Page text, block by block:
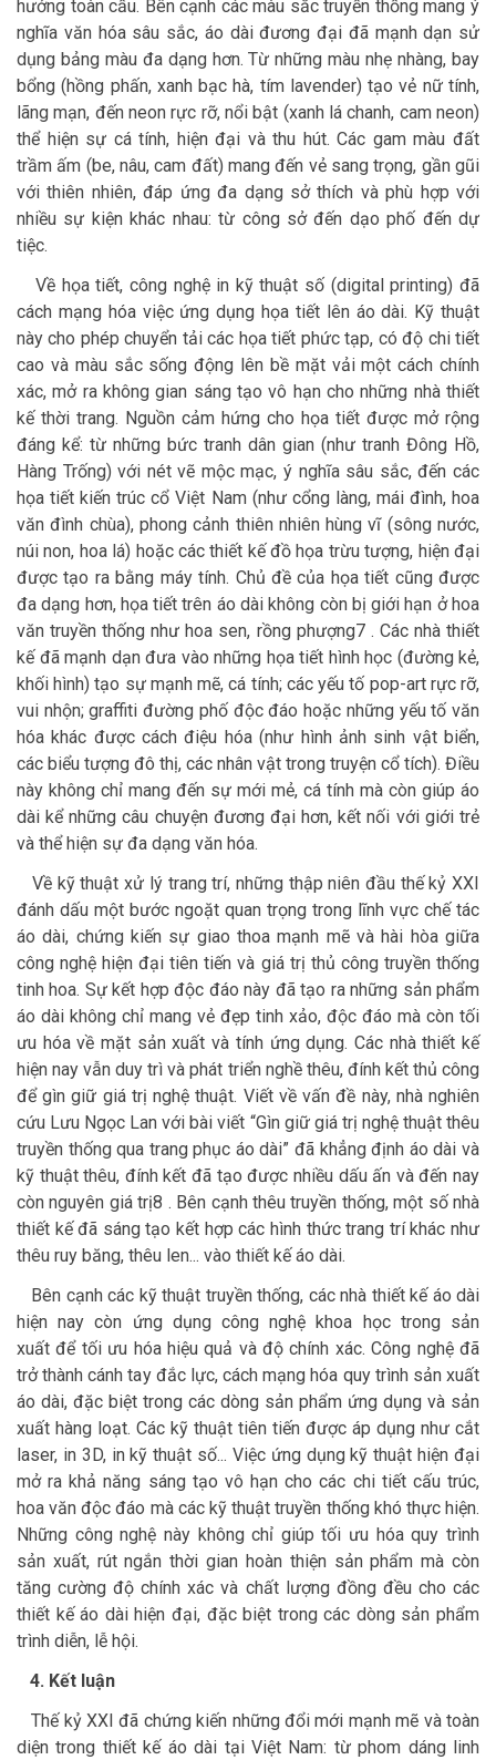
hướng toàn cầu. Bên cạnh các màu sắc truyền thống mang ý
nghĩa văn hóa sâu sắc, áo dài đương đại đã mạnh dạn sử
dụng bảng màu đa dạng hơn. Từ những màu nhẹ nhàng, bay
bổng (hồng phấn, xanh bạc hà, tím lavender) tạo vẻ nữ tính,
lãng mạn, đến neon rực rỡ, nổi bật (xanh lá chanh, cam neon)
thể hiện sự cá tính, hiện đại và thu hút. Các gam màu đất
trầm ấm (be, nâu, cam đất) mang đến vẻ sang trọng, gần gũi
với thiên nhiên, đáp ứng đa dạng sở thích và phù hợp với
nhiều sự kiện khác nhau: từ công sở đến dạo phố đến dự
tiệc.
Về họa tiết, công nghệ in kỹ thuật số (digital printing) đã
cách mạng hóa việc ứng dụng họa tiết lên áo dài. Kỹ thuật
này cho phép chuyển tải các họa tiết phức tạp, có độ chi tiết
cao và màu sắc sống động lên bề mặt vải một cách chính
xác, mở ra không gian sáng tạo vô hạn cho những nhà thiết
kế thời trang. Nguồn cảm hứng cho họa tiết được mở rộng
đáng kể: từ những bức tranh dân gian (như tranh Đông Hồ,
Hàng Trống) với nét vẽ mộc mạc, ý nghĩa sâu sắc, đến các
họa tiết kiến trúc cổ Việt Nam (như cổng làng, mái đình, hoa
văn đình chùa), phong cảnh thiên nhiên hùng vĩ (sông nước,
núi non, hoa lá) hoặc các thiết kế đồ họa trừu tượng, hiện đại
được tạo ra bằng máy tính. Chủ đề của họa tiết cũng được
đa dạng hơn, họa tiết trên áo dài không còn bị giới hạn ở hoa
văn truyền thống như hoa sen, rồng phượng7 . Các nhà thiết
kế đã mạnh dạn đưa vào những họa tiết hình học (đường kẻ,
khối hình) tạo sự mạnh mẽ, cá tính; các yếu tố pop-art rực rỡ,
vui nhộn; graffiti đường phố độc đáo hoặc những yếu tố văn
hóa khác được cách điệu hóa (như hình ảnh sinh vật biển,
các biểu tượng đô thị, các nhân vật trong truyện cổ tích). Điều
này không chỉ mang đến sự mới mẻ, cá tính mà còn giúp áo
dài kể những câu chuyện đương đại hơn, kết nối với giới trẻ
và thể hiện sự đa dạng văn hóa.
Về kỹ thuật xử lý trang trí, những thập niên đầu thế kỷ XXI
đánh dấu một bước ngoặt quan trọng trong lĩnh vực chế tác
áo dài, chứng kiến sự giao thoa mạnh mẽ và hài hòa giữa
công nghệ hiện đại tiên tiến và giá trị thủ công truyền thống
tinh hoa. Sự kết hợp độc đáo này đã tạo ra những sản phẩm
áo dài không chỉ mang vẻ đẹp tinh xảo, độc đáo mà còn tối
ưu hóa về mặt sản xuất và tính ứng dụng. Các nhà thiết kế
hiện nay vẫn duy trì và phát triển nghề thêu, đính kết thủ công
để gìn giữ giá trị nghệ thuật. Viết về vấn đề này, nhà nghiên
cứu Lưu Ngọc Lan với bài viết “Gìn giữ giá trị nghệ thuật thêu
truyền thống qua trang phục áo dài” đã khẳng định áo dài và
kỹ thuật thêu, đính kết đã tạo được nhiều dấu ấn và đến nay
còn nguyên giá trị8 . Bên cạnh thêu truyền thống, một số nhà
thiết kế đã sáng tạo kết hợp các hình thức trang trí khác như
thêu ruy băng, thêu len... vào thiết kế áo dài.
Bên cạnh các kỹ thuật truyền thống, các nhà thiết kế áo dài
hiện nay còn ứng dụng công nghệ khoa học trong sản
xuất để tối ưu hóa hiệu quả và độ chính xác. Công nghệ đã
trở thành cánh tay đắc lực, cách mạng hóa quy trình sản xuất
áo dài, đặc biệt trong các dòng sản phẩm ứng dụng và sản
xuất hàng loạt. Các kỹ thuật tiên tiến được áp dụng như cắt
laser, in 3D, in kỹ thuật số... Việc ứng dụng kỹ thuật hiện đại
mở ra khả năng sáng tạo vô hạn cho các chi tiết cấu trúc,
hoa văn độc đáo mà các kỹ thuật truyền thống khó thực hiện.
Những công nghệ này không chỉ giúp tối ưu hóa quy trình
sản xuất, rút ngắn thời gian hoàn thiện sản phẩm mà còn
tăng cường độ chính xác và chất lượng đồng đều cho các
thiết kế áo dài hiện đại, đặc biệt trong các dòng sản phẩm
trình diễn, lễ hội.
4. Kết luận
Thế kỷ XXI đã chứng kiến những đổi mới mạnh mẽ và toàn
diện trong thiết kế áo dài tại Việt Nam: từ phom dáng linh